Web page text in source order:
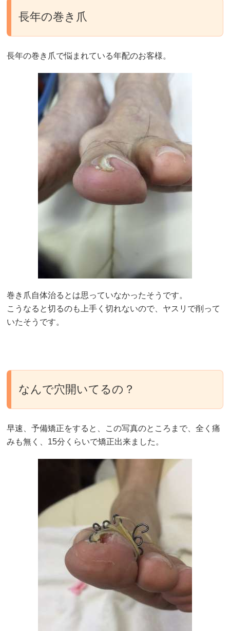
長年の巻き爪
長年の巻き爪で悩まれている年配のお客様。
巻き爪自体治るとは思っていなかったそうです。
こうなると切るのも上手く切れないので、ヤスリで削って
いたそうです。
なんで穴開いてるの？
早速、予備矯正をすると、この写真のところまで、全く痛
みも無く、15分くらいで矯正出来ました。